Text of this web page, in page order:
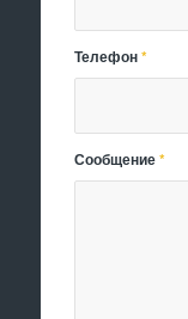
Телефон*
Сообщение*